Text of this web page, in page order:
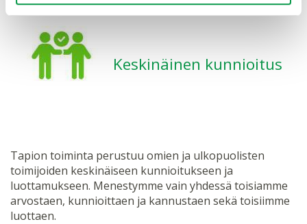
Keskinäinen kunnioitus
Tapion toiminta perustuu omien ja ulkopuolisten
toimijoiden keskinäiseen kunnioitukseen ja
luottamukseen. Menestymme vain yhdessä toisiamme
arvostaen, kunnioittaen ja kannustaen sekä toisiimme
luottaen.